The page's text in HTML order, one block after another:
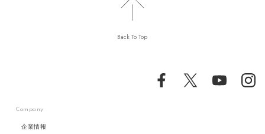
Back To Top
Company
企業情報